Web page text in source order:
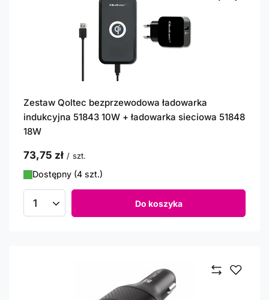
Zestaw Qoltec bezprzewodowa ładowarka
indukcyjna 51843 10W + ładowarka sieciowa 51848
18W
73,75 zł / szt.
Dostępny (4 szt.)
Ilość produktów Do koszyka